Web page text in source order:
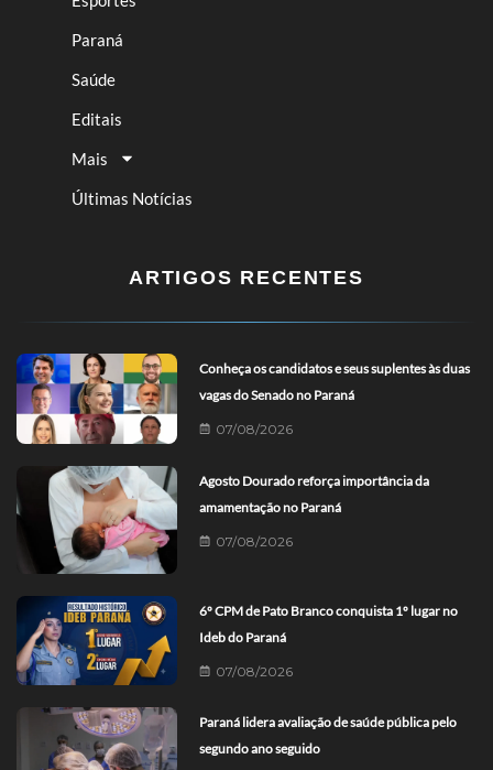
Paraná
Saúde
Editais
Mais
Últimas Notícias
ARTIGOS RECENTES
Conheça os candidatos e seus suplentes às duas
vagas do Senado no Paraná
07/08/2026
Agosto Dourado reforça importância da
amamentação no Paraná
07/08/2026
6º CPM de Pato Branco conquista 1º lugar no
Ideb do Paraná
07/08/2026
Paraná lidera avaliação de saúde pública pelo
segundo ano seguido